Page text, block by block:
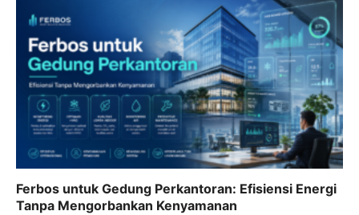
Ferbos untuk Gedung Perkantoran: Efisiensi Energi
Tanpa Mengorbankan Kenyamanan